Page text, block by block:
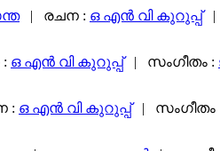
| രചന : ഒ എൻ വി കുറുപ്പ്|
ഒ എൻ വി കുറുപ്പ്| സംഗീതം :
: ഒ എൻ വി കുറുപ്പ്| സംഗീതം